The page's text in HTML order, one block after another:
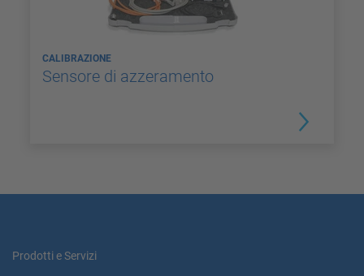
CALIBRAZIONE
Sensore di azzeramento
Prodotti e Servizi